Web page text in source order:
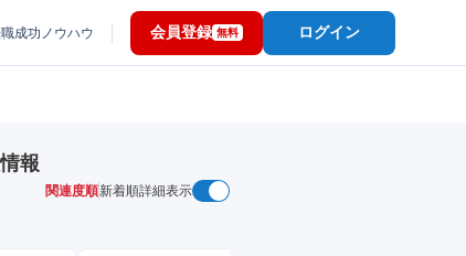
成功ノウハウ 会員登録 無料 ログイン
報
関連度順新着順詳細表示